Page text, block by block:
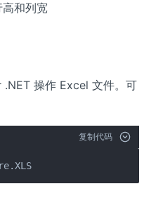
和列宽
操作 Excel 文件。可
复制代码